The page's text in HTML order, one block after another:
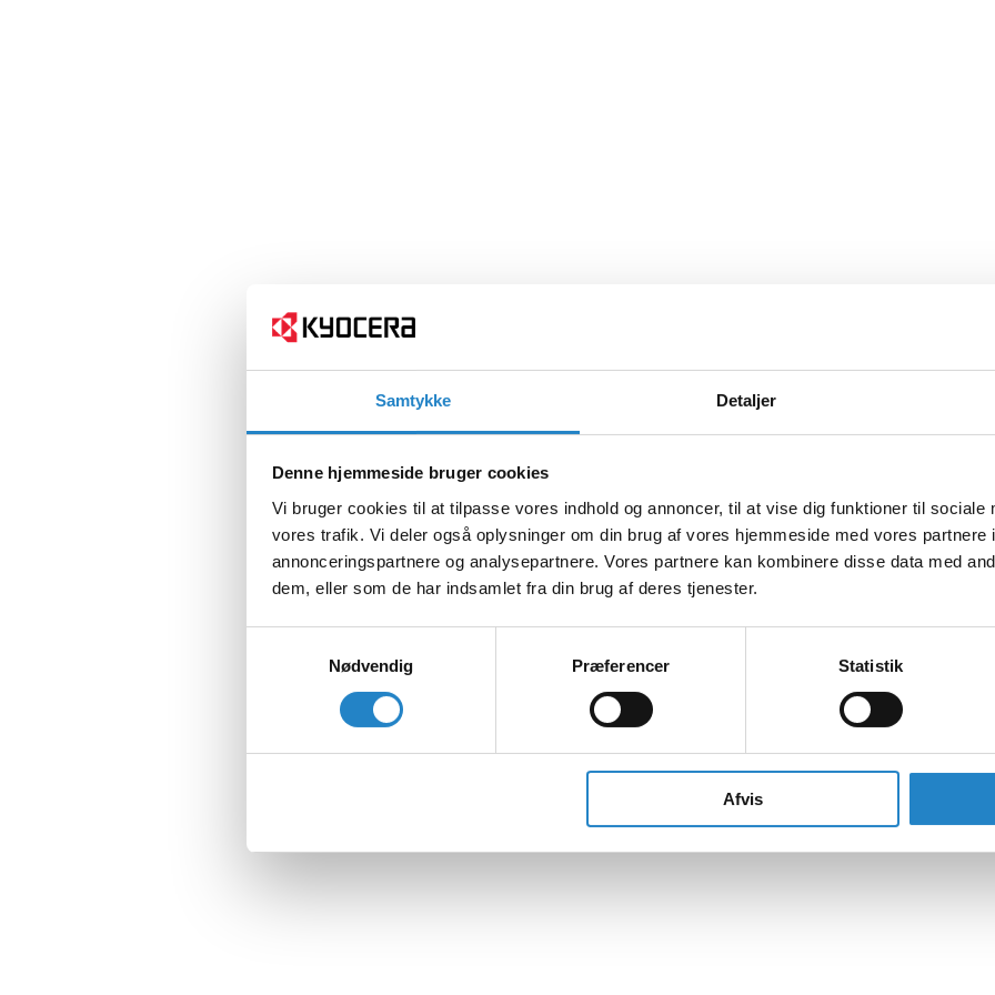
Samtykke Detaljer
Denne hjemmeside bruger cookies
Vi bruger cookies til at tilpasse vores indhold og annoncer, til at vise dig funktioner til sociale
vores trafik. Vi deler også oplysninger om din brug af vores hjemmeside med vores partnere
annonceringspartnere og analysepartnere. Vores partnere kan kombinere disse data med
dem, eller som de har indsamlet fra din brug af deres tjenester.
Nødvendig
Præferencer Statistik
Afvis